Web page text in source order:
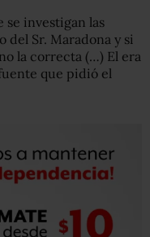
se investigan las
del Sr. Maradona y si
la correcta (…) El era
que pidió el